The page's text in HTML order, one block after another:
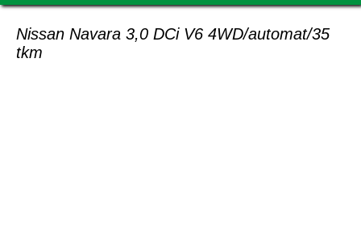
Pátek:
08:00-17:00
Sobota:
dle domluvy
Neděle:
Nissan Navara 3,0 DCi V6 4WD/automat/35
tkm